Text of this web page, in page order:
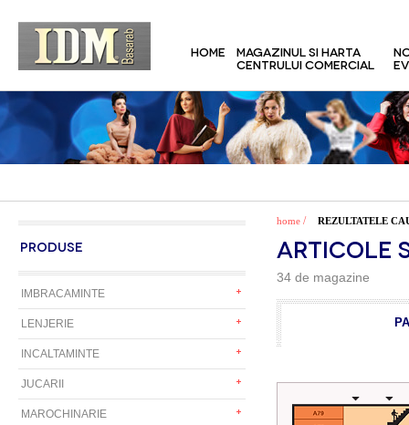
HOME
MAGAZINUL SI HARTA
CENTRULUI COMERCIAL
PRODUSE
IMBRACAMINTE
LENJERIE
INCALTAMINTE
JUCARII
MAROCHINARIE
home / REZULTATELE
ARTICOLE
34 de magazine